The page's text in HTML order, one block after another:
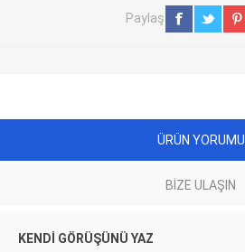
Paylaş
ÜRÜN YORUMU
BIZE ULAŞIN
KENDI GÖRÜŞÜNÜ YAZ